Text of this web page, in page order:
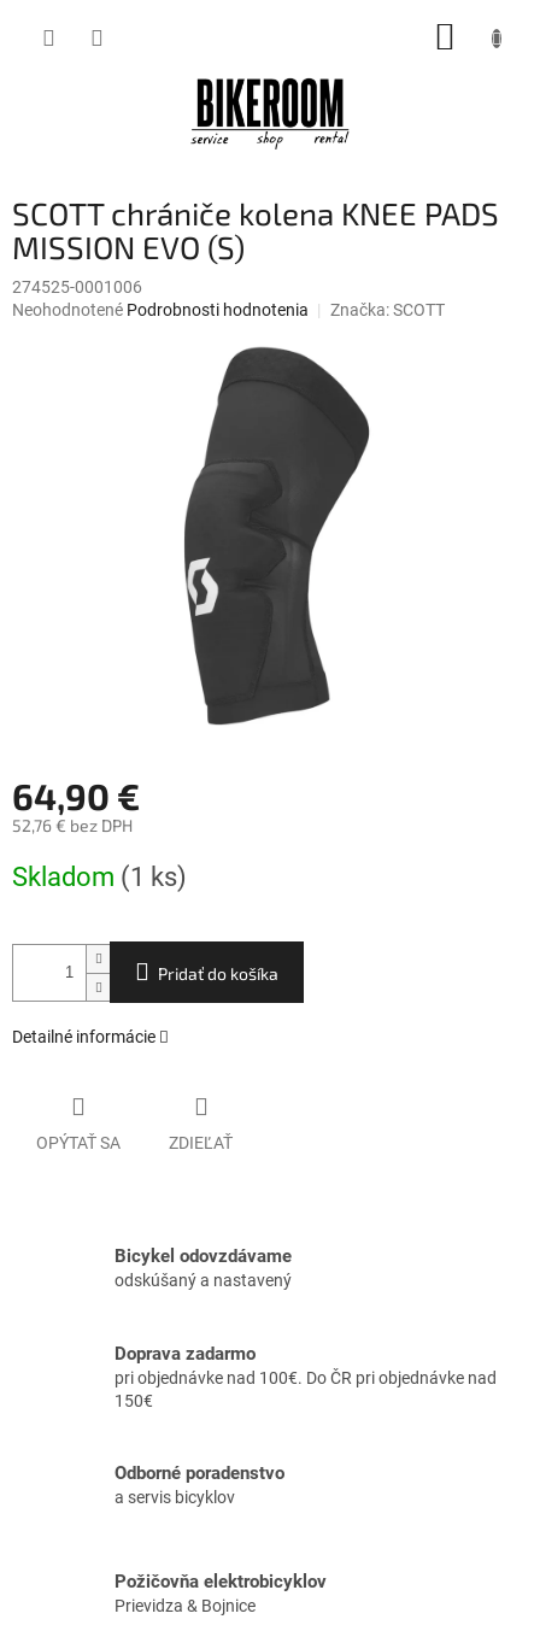
SCOTT chrániče kolena KNEE PADS
MISSION EVO (S)
274525-0001006
Priemerné
Neohodnotené Podrobnosti hodnotenia Značka:SCOTT
64,90 €
52,76 € bez DPH
cena:
Skladom (1 ks)
Pridať do košíka
Detailné informácie
OPÝTAŤ SA ZDIEĽAŤ
Bicykel odovzdávame
odskúšaný a nastavený
Doprava zadarmo
pri objednávke nad 100€. Do ČR pri objednávke nad
150€
Odborné poradenstvo
a servis bicyklov
Požičovňa elektrobicyklov
Prievidza & Bojnice